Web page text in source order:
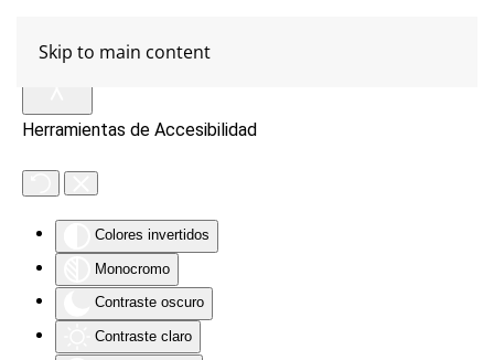
Herramientas de Accesibilidad
Colores invertidos
Monocromo
Contraste oscuro
Contraste claro
Skip to main content